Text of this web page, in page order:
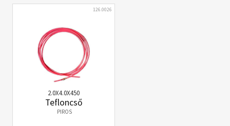
126.0026
2.0X4.0X450
Tefloncső
PIROS